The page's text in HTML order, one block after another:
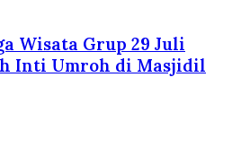
Wisata Grup 29 Juli
Inti Umroh di Masjidil